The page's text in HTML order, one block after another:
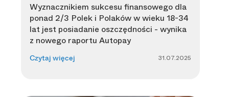
Wyznacznikiem sukcesu finansowego dla
ponad 2/3 Polek i Polaków w wieku 18-34
lat jest posiadanie oszczędności - wynika
z nowego raportu Autopay
Czytaj więcej 31.07.2025